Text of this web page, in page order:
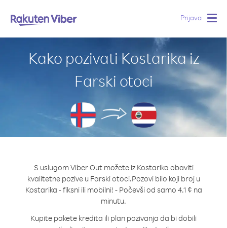
Prijava
Kako pozivati Kostarika iz
Farski otoci
S uslugom Viber Out možete iz Kostarika obaviti
kvalitetne pozive u Farski otoci.Pozovi bilo koji broj u
Kostarika - fiksni ili mobilni! - Počevši od samo 4.1 ¢ na
minutu.
Kupite pakete kredita ili plan pozivanja da bi dobili